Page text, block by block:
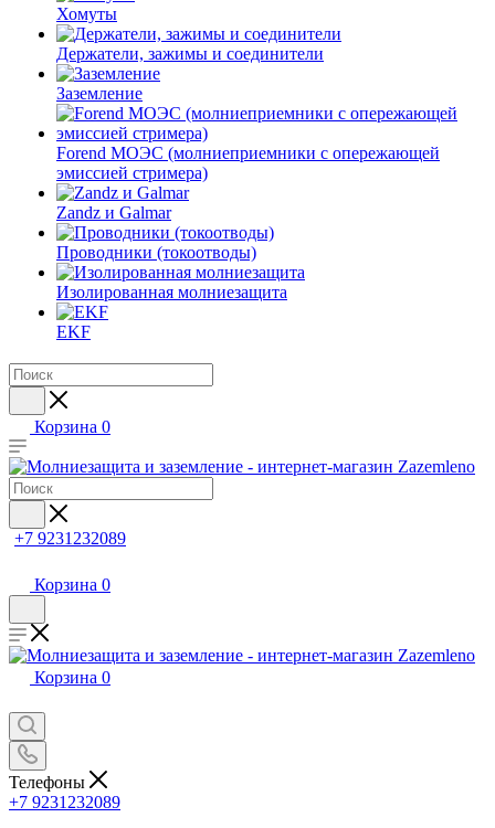
Хомуты
Держатели, зажимы и соединители
Заземление
Forend МОЭС (молниеприемники с опережающей
эмиссией стримера)
Zandz и Galmar
Проводники (токоотводы)
Изолированная молниезащита
EKF
Корзина 0
+7 9231232089
Корзина 0
Корзина 0
Телефоны
+7 9231232089